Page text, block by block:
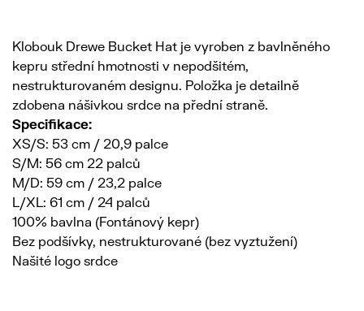
Klobouk Drewe Bucket Hat je vyroben z bavlněného
kepru střední hmotnosti v nepodšitém,
nestrukturovaném designu. Položka je detailně
zdobena nášivkou srdce na přední straně.
Specifikace:
XS/S: 53 cm / 20,9 palce
S/M: 56 cm 22 palců
M/D: 59 cm / 23,2 palce
L/XL: 61 cm / 24 palců
100% bavlna (Fontánový kepr)
Bez podšívky, nestrukturované (bez vyztužení)
Našité logo srdce